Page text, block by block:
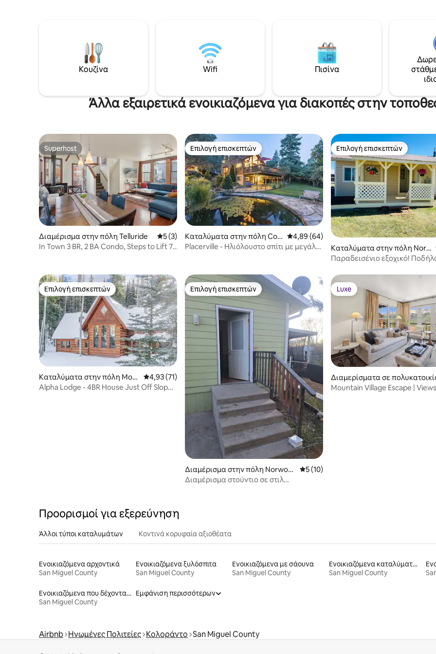
έχω ένα SUV, ένα τζιπ, ένα τροχόσπιτο
cab-over και 1/2 ντουζίνα μοτοσικλέτες
για ενοικίαση! Τα κατοικίδια
επιτρέπονται! Προσκαλούνται
«ζώα» να μην κάνουν αίτηση. Είναι ένα
γλυκό εξοχικό σπίτι, όχι το «Animal
λουλούδια, αυτό το σπίτι είναι η
ιδανική τοποθεσία. Παρέχονται δωρεάν
παιχνίδια χιονιού και ραβδί/σακίδιο
διανυκτερεύσεις.
υπόψη ότι η τελεφερίκ είναι
εκτός περιόδου/κατά την
λάσπη…
Κουζίνα Wifi Πισίνα
Άλλα εξαιρετικά ενοικιαζόμενα για διακοπές στην
Superhost
Superhost
Διαμέρισμα στην πόλη Telluride Μέση βαθμολογία: 5 στα 5, 3 κριτικές
5 (3)
In Town 3 BR, 2 BA Condo, Steps to Lift 7,
Επιλογή επισκεπτών
Επιλογή επισκεπτών
Καταλύματα στην πόλη Colo
rado
Μέση βαθμολογία: 4,89 στα 5, 64 κριτικές
4,89 (64)
Placerville - Ηλιόλουστο σπίτι με μεγάλη
Επιλογή επισκεπτών
Επιλογή επισκεπτών
Καταλύματα στην πόλη Nor
wood
Παραδεισένιο εξοχικό!
Επιλογή επισκεπτών
Επιλογή επισκεπτών
Καταλύματα στην πόλη Mou
ntain Village
Μέση βαθμολογία: 4,93 στα 5, 71 κριτικές
4,93 (71)
Alpha Lodge - 4BR House Just Off Slopes
Επιλογή επισκεπτών
Επιλογή επισκεπτών
Διαμέρισμα στην πόλη Norwoo
d
Μέση βαθμολογία: 5 στα 5, 10 κριτικές
5 (10)
Διαμέρισμα στούντιο σε στιλ
Luxe
Luxe
Διαμερίσματα σε
την πόλη Mountain Village
Mountain Village Escape |
Προορισμοί για εξερεύνηση
Άλλοι τύποι καταλυμάτων Κοντινά κορυφαία αξιοθέατα
Ενοικιαζόμενα αρχοντικά
San Miguel County
Ενοικιαζόμενα ξυλόσπιτα
San Miguel County
Ενοικιαζόμενα με σάουνα
San Miguel County
Ενοικιαζόμενα καταλύματα με πισίνα
San Miguel County
Ενοικιαζόμενα που δέχονται κατοικίδια
San Miguel County
Εμφάνιση περισσότερων
Airbnb Ηνωμένες Πολιτείες Κολοράντο San Miguel County